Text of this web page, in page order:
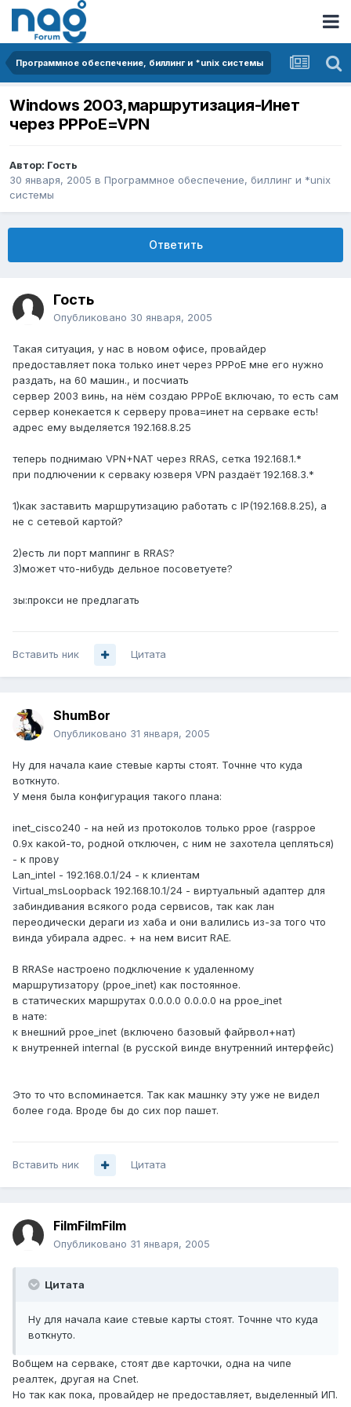
Программное обеспечение, биллинг и *unix системы
Windows 2003,маршрутизация-Инет
через PPPoE=VPN
Автор: Гость
30 января, 2005 в Программное обеспечение, биллинг и *unix
системы
Ответить
Гость
Опубликовано 30 января, 2005
Такая ситуация, у нас в новом офисе, провайдер
предоставляет пока только инет через PPPoE мне его нужно
раздать, на 60 машин., и посчиать
сервер 2003 винь, на нём создаю PPPoE включаю, то есть сам
сервер конекается к серверу прова=инет на серваке есть!
адрес ему выделяется 192.168.8.25
теперь поднимаю VPN+NAT через RRAS, сетка 192.168.1.*
при подлючении к серваку юзверя VPN раздаёт 192.168.3.*
1)как заставить маршрутизацию работать с IP(192.168.8.25), а
не с сетевой картой?
2)есть ли порт маппинг в RRAS?
3)может что-нибудь дельное посоветуете?
зы:прокси не предлагать
Вставить ник Цитата
ShumBor
Опубликовано 31 января, 2005
Ну для начала каие стевые карты стоят. Точнне что куда
воткнуто.
У меня была конфигурация такого плана:
inet_cisco240 - на ней из протоколов только ppoe (rasppoe
0.9x какой-то, родной отключен, с ним не захотела цепляться)
- к прову
Lan_intel - 192.168.0.1/24 - к клиентам
Virtual_msLoopback 192.168.10.1/24 - виртуальный адаптер для
забиндивания всякого рода сервисов, так как лан
переодически дераги из хаба и они валились из-за того что
винда убирала адрес. + на нем висит RAE.
В RRASе настроено подключение к удаленному
маршрутизатору (ppoe_inet) как постоянное.
в статических маршрутах 0.0.0.0 0.0.0.0 на ppoe_inet
в нате:
к внешний ppoe_inet (включено базовый файрвол+нат)
к внутренней internal (в русской винде внутренний интерфейс)
Это то что вспоминается. Так как машнку эту уже не видел
более года. Вроде бы до сих пор пашет.
Вставить ник Цитата
FilmFilmFilm
Опубликовано 31 января, 2005
Цитата
Ну для начала каие стевые карты стоят. Точнне что куда
воткнуто.
Вобщем на серваке, стоят две карточки, одна на чипе
реалтек, другая на Cnet.
Но так как пока, провайдер не предоставляет, выделенный ИП.